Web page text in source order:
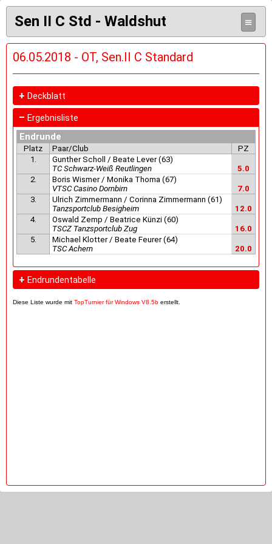
Sen II C Std - Waldshut ≡
06.05.2018 - OT, Sen.II C Standard
+ Deckblatt
– Ergebnisliste
Endrunde
Platz Paar/Club
PZ
1.
Gunther Scholl / Beate Lever (63)
TC Schwarz-Weiß Reutlingen
5.0
2.
Boris Wismer / Monika Thoma (67)
VTSC Casino Dornbirn
7.0
3.
Ulrich Zimmermann / Corinna Zimmermann (61)
Tanzsportclub Besigheim
12.0
4.
Oswald Zemp / Beatrice Künzi (60)
TSCZ Tanzsportclub Zug
16.0
5.
Michael Klotter / Beate Feurer (64)
TSC Achern
20.0
+ Endrundentabelle
Diese Liste wurde mit TopTurnier für Windows V8.5b erstellt.